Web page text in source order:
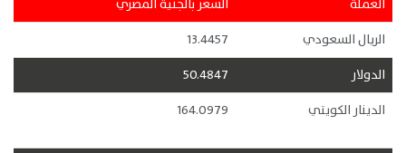
الريال السعودي
13.4457
الدولار
50.4847
الدينار الكويتي
164.0979